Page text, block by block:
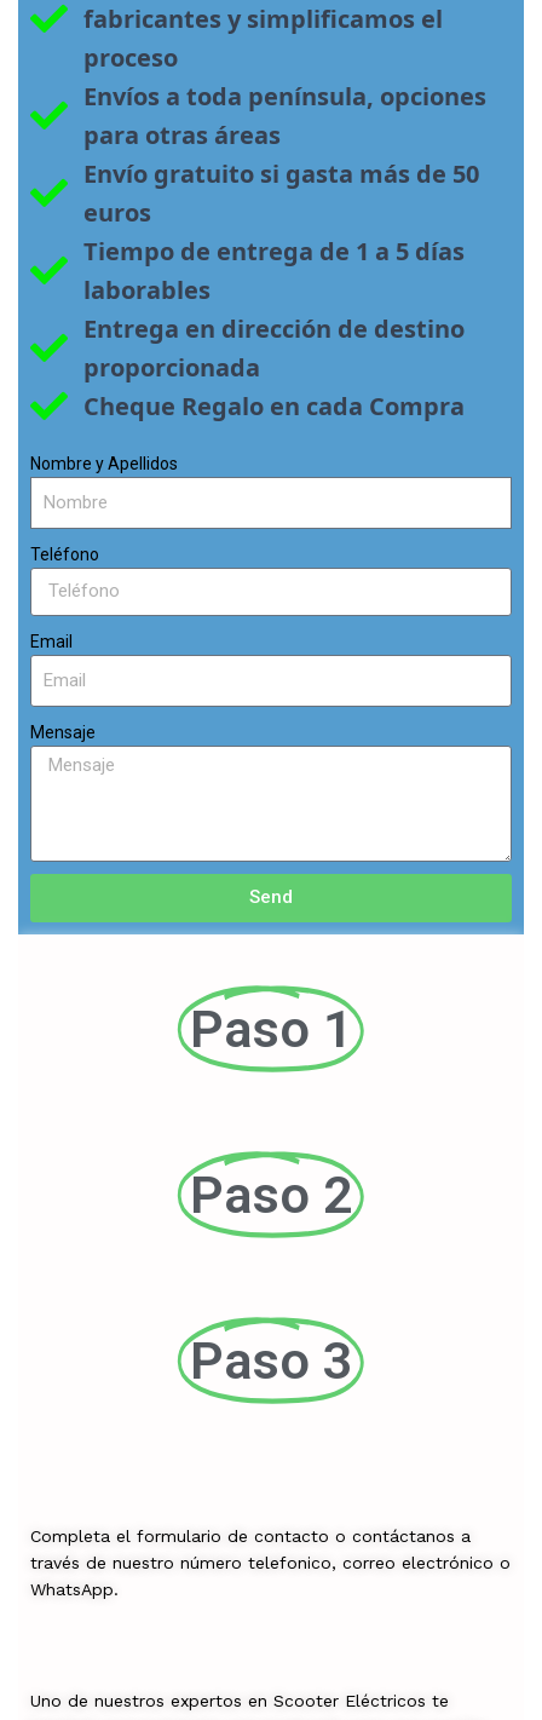
fabricantes y simplificamos el
proceso
Envíos a toda península, opciones
para otras áreas
Envío gratuito si gasta más de 50
euros
Tiempo de entrega de 1 a 5 días
laborables
Entrega en dirección de destino
proporcionada
Cheque Regalo en cada Compra
Nombre y Apellidos
Teléfono
Email
Mensaje
Send
Paso 1
Paso 2
Paso 3
Completa el formulario de contacto o contáctanos a
través de nuestro número telefonico, correo electrónico o
WhatsApp.
Uno de nuestros expertos en Scooter Eléctricos te